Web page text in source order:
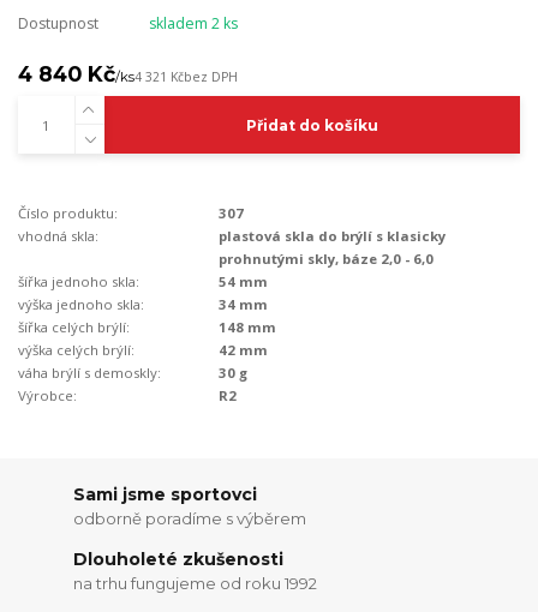
Dostupnost skladem 2 ks
4 840 Kč/ks4 321 Kčbez DPH
Přidat do košíku
Číslo produktu:
307
vhodná skla:
plastová skla do brýlí s klasicky
prohnutými skly, báze 2,0 - 6,0
šířka jednoho skla:
54 mm
výška jednoho skla:
34 mm
šířka celých brýlí:
148 mm
výška celých brýlí:
42 mm
váha brýlí s demoskly:
30 g
Výrobce:
R2
Sami jsme sportovci
odborně poradíme s výběrem
Dlouholeté zkušenosti
na trhu fungujeme od roku 1992